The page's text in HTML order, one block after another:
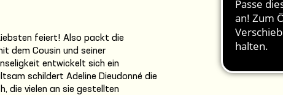
feiert! Also packt die
dem Cousin und seiner
entwickelt sich ein
schildert Adeline Dieudonné die
die vielen an sie gestellten